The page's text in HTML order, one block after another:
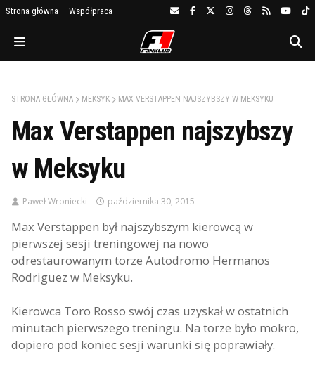
Strona główna Współpraca
STRONA GŁÓWNA MEKSYK MAX VERSTAPPEN NAJSZYBSZY W MEKSYKU
Max Verstappen najszybszy
w Meksyku
Paweł Wroniecki października 30, 2015
Max Verstappen był najszybszym kierowcą w
pierwszej sesji treningowej na nowo
odrestaurowanym torze Autodromo Hermanos
Rodriguez w Meksyku.
Kierowca Toro Rosso swój czas uzyskał w ostatnich
minutach pierwszego treningu. Na torze było mokro,
dopiero pod koniec sesji warunki się poprawiały.